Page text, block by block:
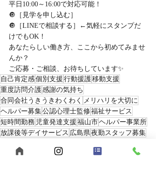
平日10:00～16:00で対応可能！
🔘［見学を申し込む］
🔘［LINEで相談する］←気軽にスタンプだ
けでもOK！
あなたらしい働き方、ここから初めてみませ
んか？
ご応募・ご相談、お待ちしています✨
自己肯定感個別支援 行動援護 移動支援
重度訪問介護 感謝の気持ち
合同会社うきうきわくわく メリハリを大切に
ヘルパー募集公認心理士監修福祉サービス
短時間勤務 児童発達支援 福山市ヘルパー事業所
放課後等デイサービス 広島県夜勤スタッフ募集
スパーク運動療育重度知的障害強度行動障害